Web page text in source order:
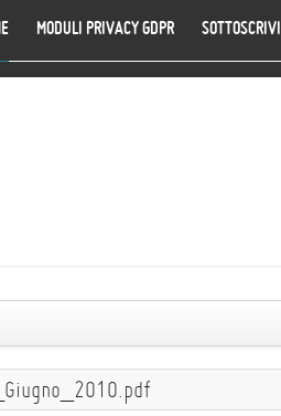
MODULI PRIVACY GDPR SOTTOSCRIVI